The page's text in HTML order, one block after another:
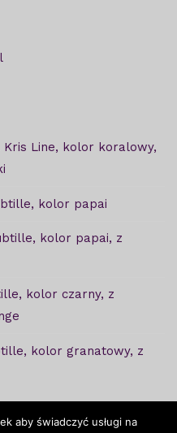
Line, kolor koralowy,
kolor papai
kolor papai, z
kolor czarny, z
kolor granatowy, z
aby świadczyć usługi na